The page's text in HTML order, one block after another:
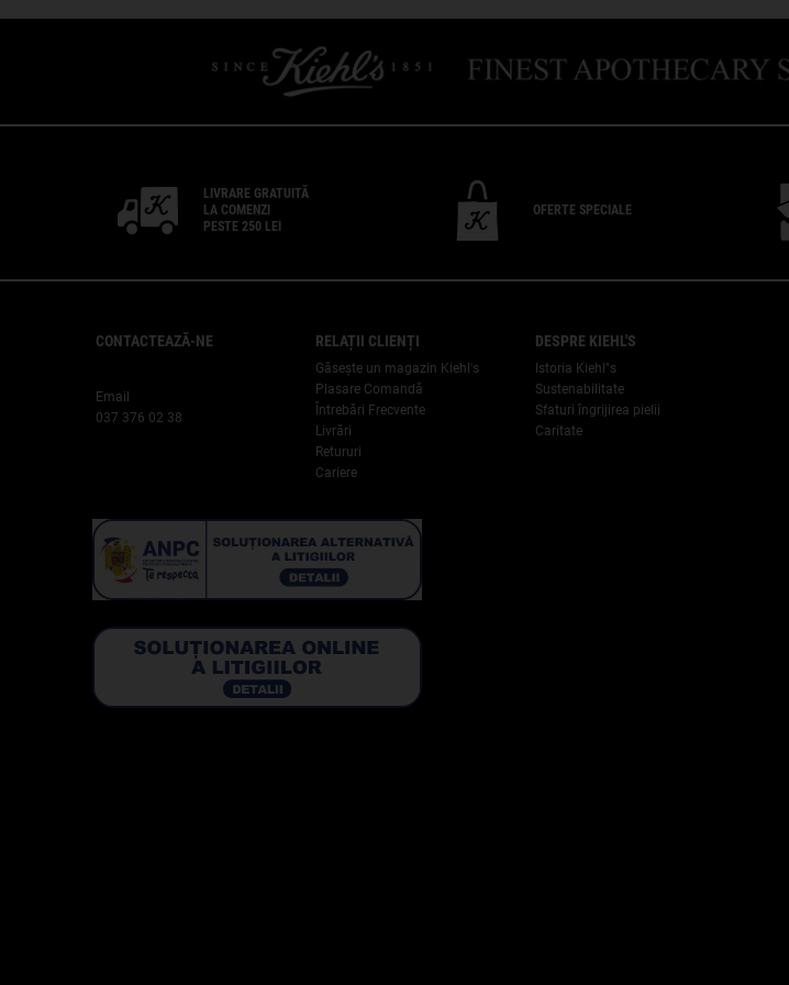
LIVRARE GRATUITĂ
LA COMENZI
PESTE 250 LEI
OFERTE SPECIALE
CONTACTEAZĂ-NE
Email
037 376 02 38
RELAȚII CLIENȚI
Găsește un magazin Kiehl's
Plasare Comandă
Întrebări Frecvente
Livrări
Retururi
Cariere
DESPRE KIEHL'S
Istoria Kiehl"s
Sustenabilitate
Sfaturi îngrijirea pielii
Caritate